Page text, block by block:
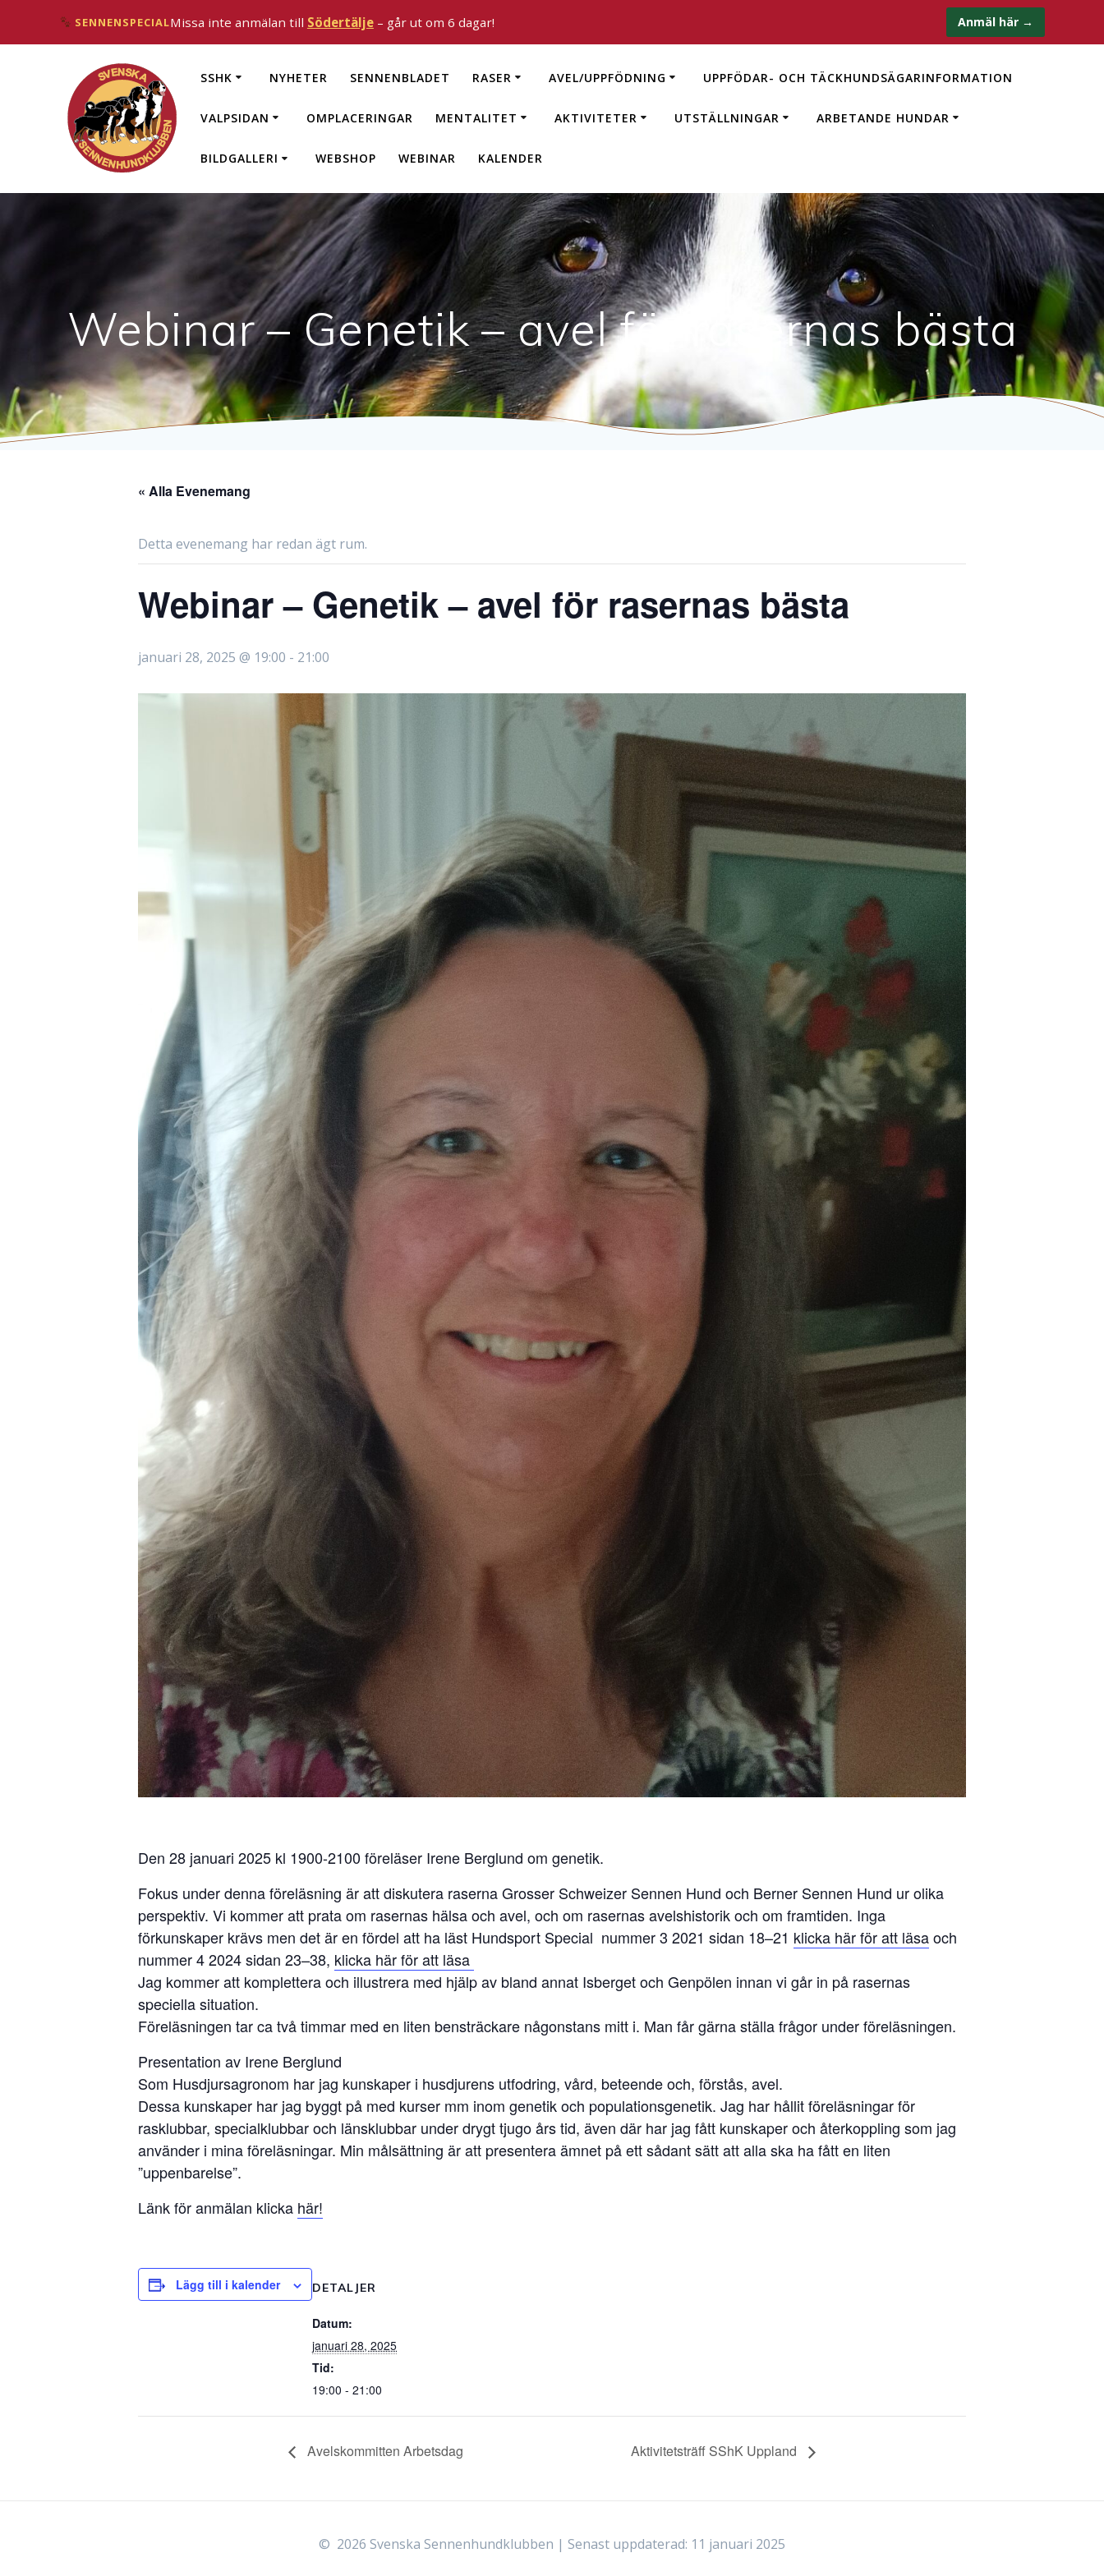
SSHK NYHETER SENNENBLADET RASER AVEL/UPPFÖDNING UPPFÖDAR- OCH TÄCKHUNDSÄGARINFORMATION
VALPSIDAN OMPLACERINGAR MENTALITET AKTIVITETER UTSTÄLLNINGAR ARBETANDE HUNDAR
BILDGALLERI WEBSHOP WEBINAR KALENDER
Webinar – Genetik – avel för rasernas bästa
« Alla Evenemang
Detta evenemang har redan ägt rum.
Webinar – Genetik – avel för rasernas bästa
januari 28, 2025 @ 19:00 - 21:00
Den 28 januari 2025 kl 1900-2100 föreläser Irene Berglund om genetik.
Fokus under denna föreläsning är att diskutera raserna Grosser Schweizer Sennen Hund och Berner Sennen Hund ur olika
perspektiv. Vi kommer att prata om rasernas hälsa och avel, och om rasernas avelshistorik och om framtiden. Inga
förkunskaper krävs men det är en fördel att ha läst Hundsport Special nummer 3 2021 sidan 18–21 klicka här för att läsaoch
nummer 4 2024 sidan 23–38, klicka här för att läsa
Jag kommer att komplettera och illustrera med hjälp av bland annat Isberget och Genpölen innan vi går in på rasernas
speciella situation.
Föreläsningen tar ca två timmar med en liten bensträckare någonstans mitt i. Man får gärna ställa frågor under föreläsningen.
Presentation av Irene Berglund
Som Husdjursagronom har jag kunskaper i husdjurens utfodring, vård, beteende och, förstås, avel.
Dessa kunskaper har jag byggt på med kurser mm inom genetik och populationsgenetik. Jag har hållit föreläsningar för
rasklubbar, specialklubbar och länsklubbar under drygt tjugo års tid, även där har jag fått kunskaper och återkoppling som jag
använder i mina föreläsningar. Min målsättning är att presentera ämnet på ett sådant sätt att alla ska ha fått en liten
”uppenbarelse”.
Länk för anmälan klicka här!
Lägg till i kalender DETALJER
Datum:
januari 28, 2025
Tid:
19:00 - 21:00
Avelskommitten Arbetsdag Aktivitetsträff SShK Uppland
© 2026 Svenska Sennenhundklubben | Senast uppdaterad: 11 januari 2025
SENNENSPECIALMissa inte anmälan till Södertälje– går ut om 6 dagar! Anmäl här →